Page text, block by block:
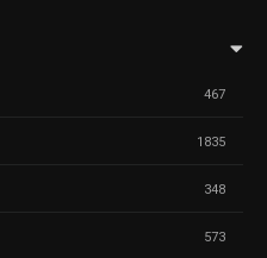
467
1835
348
573